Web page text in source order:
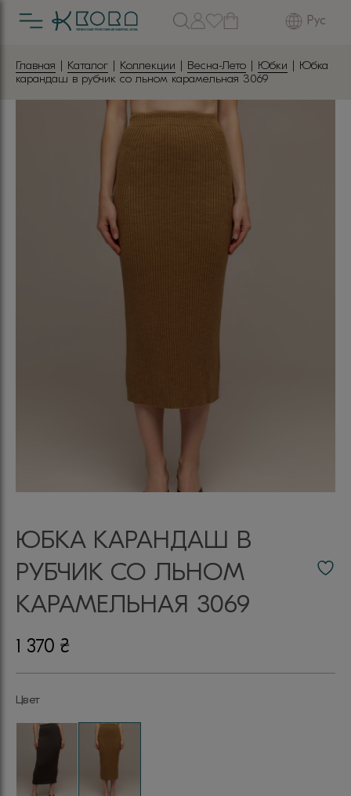
Рус
Главная | Каталог | Коллекции | Весна-Лето | Юбки | Юбка
карандаш в рубчик со льном карамельная 3069
ЮБКА КАРАНДАШ В
РУБЧИК СО ЛЬНОМ
КАРАМЕЛЬНАЯ 3069
1 370 ₴
Цвет